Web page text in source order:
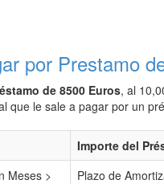
por Prestamo
de 8500 Euros, al
que le sale a pagar por un
Importe del
Meses >
Plazo de